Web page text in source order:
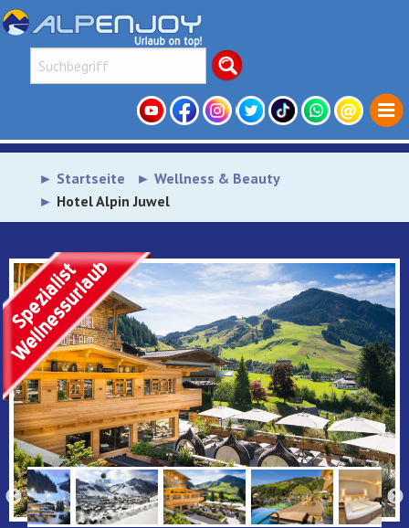
Startseite
Wellness & Beauty
Hotel Alpin Juwel